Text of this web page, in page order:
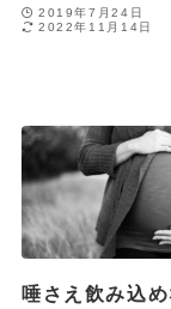
2019年7月24日
2022年11月14日
唾さえ飲み込